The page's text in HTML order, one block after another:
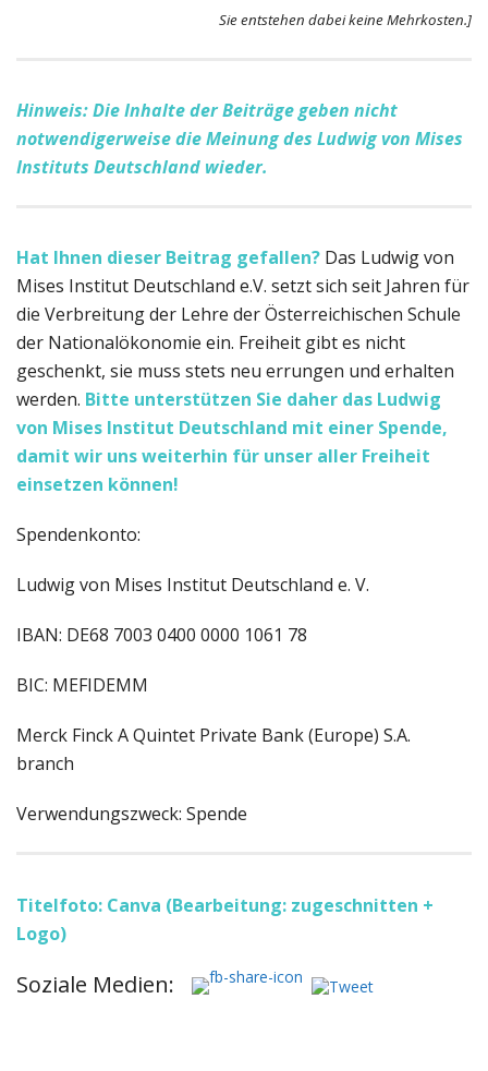
Sie entstehen dabei keine Mehrkosten.]
Hinweis: Die Inhalte der Beiträge geben nicht
notwendigerweise die Meinung des Ludwig von Mises
Instituts Deutschland wieder.
Hat Ihnen dieser Beitrag gefallen? Das Ludwig von
Mises Institut Deutschland e.V. setzt sich seit Jahren für
die Verbreitung der Lehre der Österreichischen Schule
der Nationalökonomie ein. Freiheit gibt es nicht
geschenkt, sie muss stets neu errungen und erhalten
werden. Bitte unterstützen Sie daher das Ludwig
von Mises Institut Deutschland mit einer Spende,
damit wir uns weiterhin für unser aller Freiheit
einsetzen können!
Spendenkonto:
Ludwig von Mises Institut Deutschland e. V.
IBAN: DE68 7003 0400 0000 1061 78
BIC: MEFIDEMM
Merck Finck A Quintet Private Bank (Europe) S.A.
branch
Verwendungszweck: Spende
Titelfoto: Canva (Bearbeitung: zugeschnitten +
Logo)
Soziale Medien: